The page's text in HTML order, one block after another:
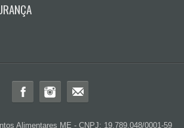
Alimentares ME - CNPJ: 19.789.048/0001-59